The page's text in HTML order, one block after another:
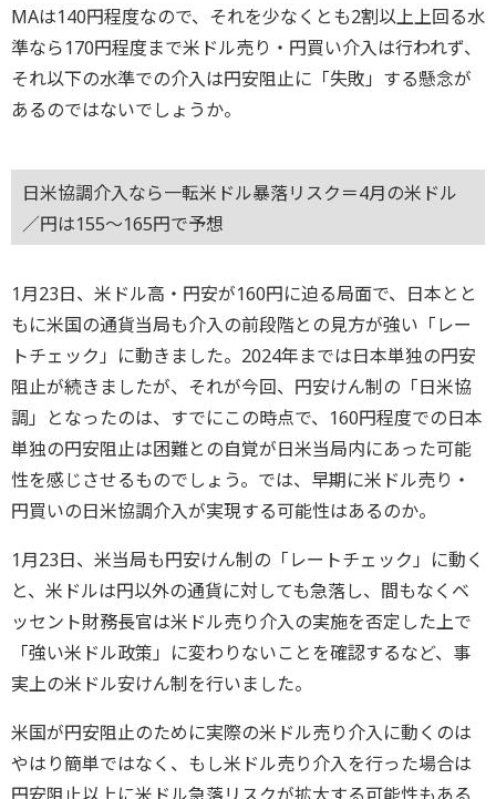
MAは140円程度なので、それを少なくとも2割以上上回る水
準なら170円程度まで米ドル売り・円買い介入は行われず、
それ以下の水準での介入は円安阻止に「失敗」する懸念が
あるのではないでしょうか。
日米協調介入なら一転米ドル暴落リスク＝4月の米ドル
／円は155～165円で予想
1月23日、米ドル高・円安が160円に迫る局面で、日本とと
もに米国の通貨当局も介入の前段階との見方が強い「レー
トチェック」に動きました。2024年までは日本単独の円安
阻止が続きましたが、それが今回、円安けん制の「日米協
調」となったのは、すでにこの時点で、160円程度での日本
単独の円安阻止は困難との自覚が日米当局内にあった可能
性を感じさせるものでしょう。では、早期に米ドル売り・
円買いの日米協調介入が実現する可能性はあるのか。
1月23日、米当局も円安けん制の「レートチェック」に動く
と、米ドルは円以外の通貨に対しても急落し、間もなくベ
ッセント財務長官は米ドル売り介入の実施を否定した上で
「強い米ドル政策」に変わりないことを確認するなど、事
実上の米ドル安けん制を行いました。
米国が円安阻止のために実際の米ドル売り介入に動くのは
やはり簡単ではなく、もし米ドル売り介入を行った場合は
円安阻止以上に米ドル急落リスクが拡大する可能性もある